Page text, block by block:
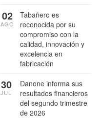
Tabañero es
reconocida por su
compromiso con la
calidad, innovación y
excelencia en
fabricación
02
AGO
Danone informa sus
resultados financieros
del segundo trimestre
de 2026
30
JUL